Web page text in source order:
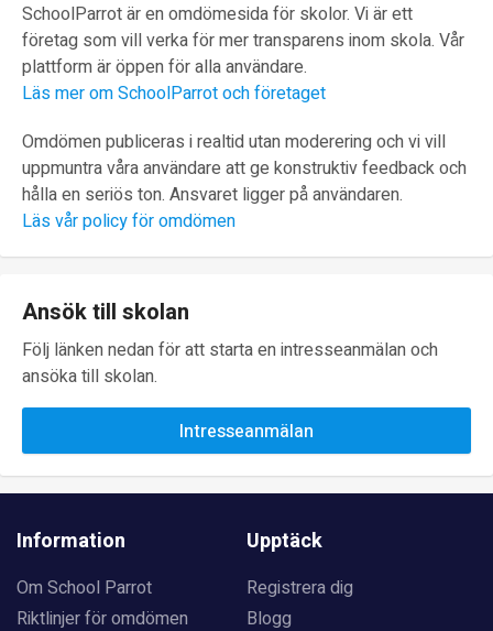
SchoolParrot är en omdömesida för skolor. Vi är ett
företag som vill verka för mer transparens inom skola. Vår
plattform är öppen för alla användare.
Läs mer om SchoolParrot och företaget
Omdömen publiceras i realtid utan moderering och vi vill
uppmuntra våra användare att ge konstruktiv feedback och
hålla en seriös ton. Ansvaret ligger på användaren.
Läs vår policy för omdömen
Ansök till skolan
Följ länken nedan för att starta en intresseanmälan och
ansöka till skolan.
Intresseanmälan
Information
Om School Parrot
Riktlinjer för omdömen
Upptäck
Registrera dig
Blogg